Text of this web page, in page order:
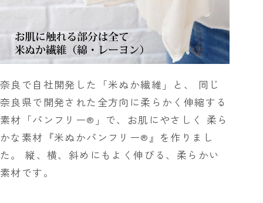
奈良で自社開発した「米ぬか繊維」と、 同じ
奈良県で開発された全方向に柔らかく伸縮する
素材「パンフリー®」で、お肌にやさしく 柔ら
かな素材『米ぬかパンフリー®』を作りまし
た。 縦、横、斜めにもよく伸びる、柔らかい
素材です。